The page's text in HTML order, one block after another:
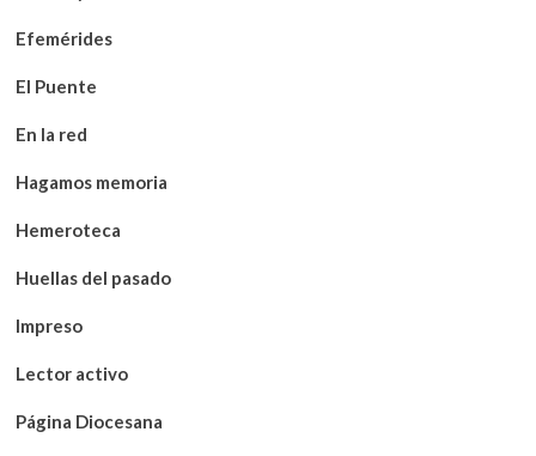
Efemérides
El Puente
En la red
Hagamos memoria
Hemeroteca
Huellas del pasado
Impreso
Lector activo
Página Diocesana